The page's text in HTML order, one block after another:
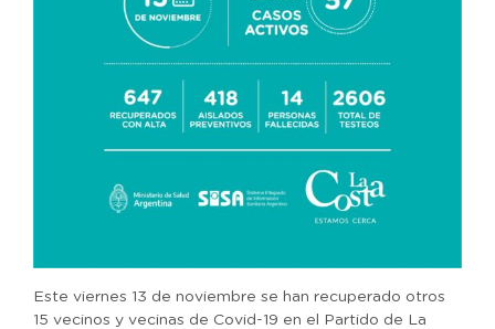
Este viernes 13 de noviembre se han recuperado otros
15 vecinos y vecinas de Covid-19 en el Partido de La